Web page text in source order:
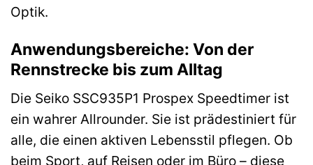
Optik.
Anwendungsbereiche: Von der
Rennstrecke bis zum Alltag
Die Seiko SSC935P1 Prospex Speedtimer ist
ein wahrer Allrounder. Sie ist prädestiniert für
alle, die einen aktiven Lebensstil pflegen. Ob
beim Sport, auf Reisen oder im Büro – diese